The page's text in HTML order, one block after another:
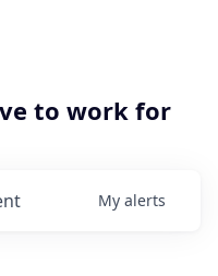
to work for
My alerts